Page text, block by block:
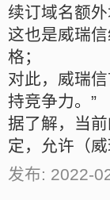
续订域名额外
这也是威瑞
格；
对此，威瑞
持竞争力。”
据了解，当
定，允许（
发布: 2022-